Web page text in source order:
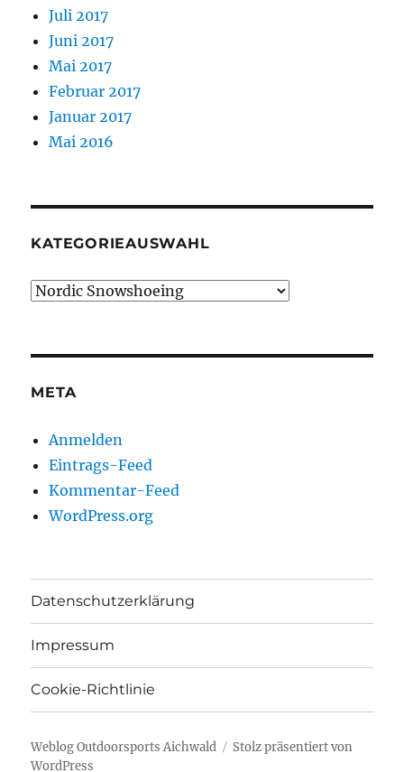
Juli 2017
Juni 2017
Mai 2017
Februar 2017
Januar 2017
Mai 2016
KATEGORIEAUSWAHL
Kategorieauswahl
META
Anmelden
Eintrags-Feed
Kommentar-Feed
WordPress.org
Datenschutzerklärung
Impressum
Cookie-Richtlinie
Weblog Outdoorsports Aichwald
Stolz präsentiert von
WordPress